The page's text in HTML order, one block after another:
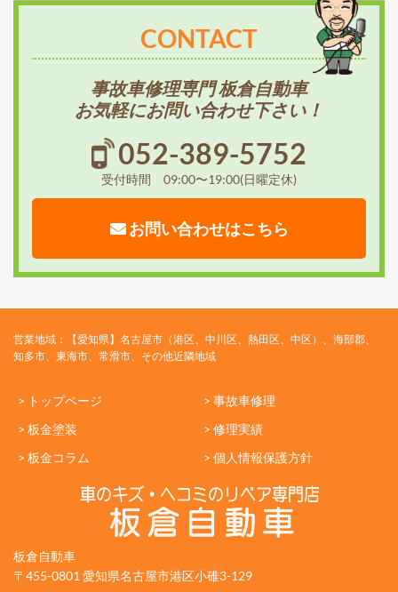
CONTACT
事故車修理専門 板倉自動車
お気軽にお問い合わせ下さい！
052-389-5752
受付時間 09:00〜19:00(日曜定休)
お問い合わせはこちら
営業地域：【愛知県】名古屋市（港区、中川区、熱田区、中区）、海部郡、
知多市、東海市、常滑市、その他近隣地域
> トップページ
> 事故車修理
> 板金塗装
> 修理実績
> 板金コラム
> 個人情報保護方針
板倉自動車
〒455-0801 愛知県名古屋市港区小碓3-129